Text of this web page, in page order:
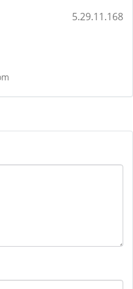
5.29.11.168